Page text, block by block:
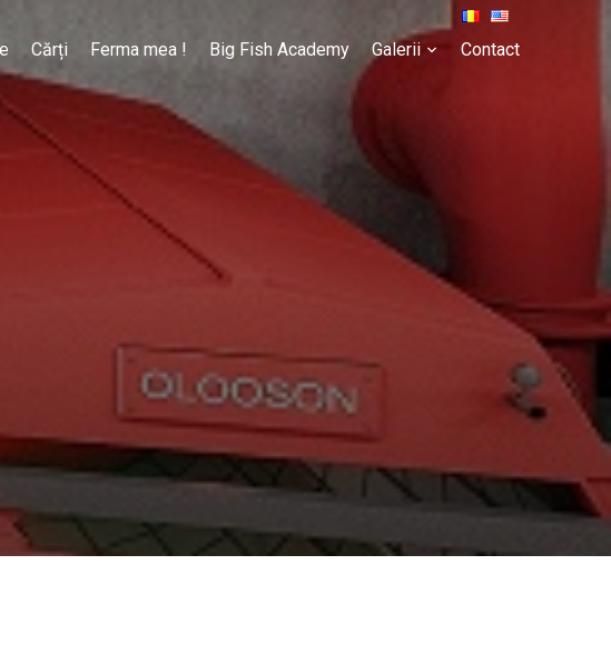
Cărți Ferma mea ! Big Fish Academy Galerii Contact